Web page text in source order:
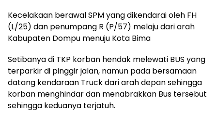
Kecelakaan berawal SPM yang dikendarai oleh FH
(L/25) dan penumpang R (P/57) melaju dari arah
Kabupaten Dompu menuju Kota Bima
Setibanya di TKP korban hendak melewati BUS yang
terparkir di pinggir jalan, namun pada bersamaan
datang kendaraan Truck dari arah depan sehingga
korban menghindar dan menabrakkan Bus tersebut
sehingga keduanya terjatuh.